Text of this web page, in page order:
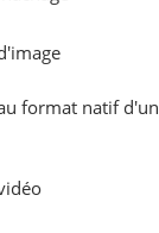
format natif d'un